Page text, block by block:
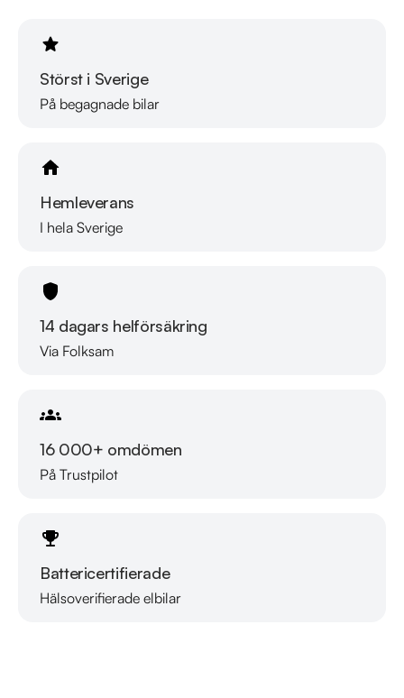
Störst i Sverige
På begagnade bilar
Hemleverans
I hela Sverige
14 dagars helförsäkring
Via Folksam
16 000+ omdömen
På Trustpilot
Battericertifierade
Hälsoverifierade elbilar
Läs mer om oss